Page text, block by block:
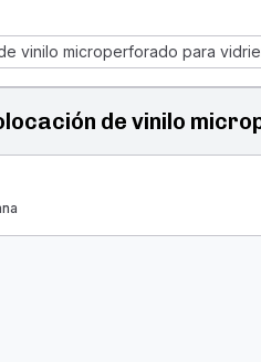
vinilo microperforado para
de vinilo